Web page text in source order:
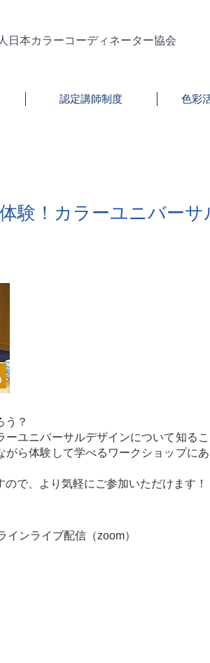
日本カラーコーディネーター協会
認定講師制度 色彩
験！カラーユニバー
う？
ユニバーサルデザインについて知る
ら体験して学べるワークショップに
で、より気軽にご参加いただけます！
ンライブ配信（zoom）